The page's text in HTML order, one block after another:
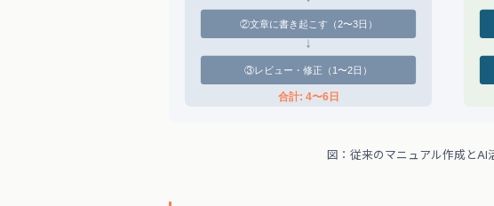
②文章に書き起こす（2〜3日）
↓
③レビュー・修正（1〜2日）
合計: 4〜6日
図：従来のマニュアル作成とAI